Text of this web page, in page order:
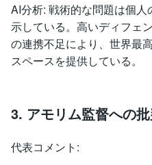
AI分析: 戦術的な問題は個
示している。高いディフェ
の連携不足により、世界最
スペースを提供している。
3. アモリム監督への
代表コメント: